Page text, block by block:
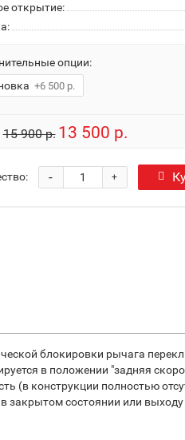
открытие:
опции:
+6 500 р.
15 900 р. 13 500 р.
+
-
блокировки рычага
в положении "задняя
(в конструкции полностью
состоянии или